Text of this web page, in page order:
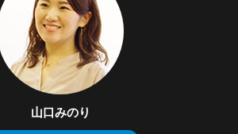
山口みのり